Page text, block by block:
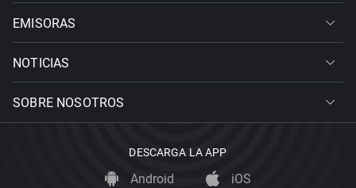
EMISORAS
NOTICIAS
SOBRE NOSOTROS
DESCARGA LA APP
Android iOS